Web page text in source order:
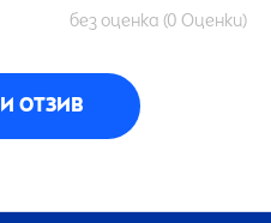
без оценка (0 Оценки)
ОТЗИВ